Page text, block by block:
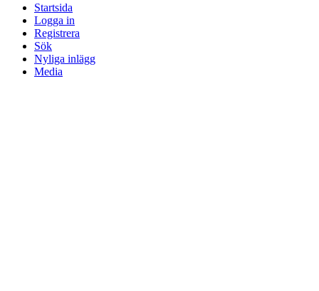
Startsida
Logga in
Registrera
Sök
Nyliga inlägg
Media